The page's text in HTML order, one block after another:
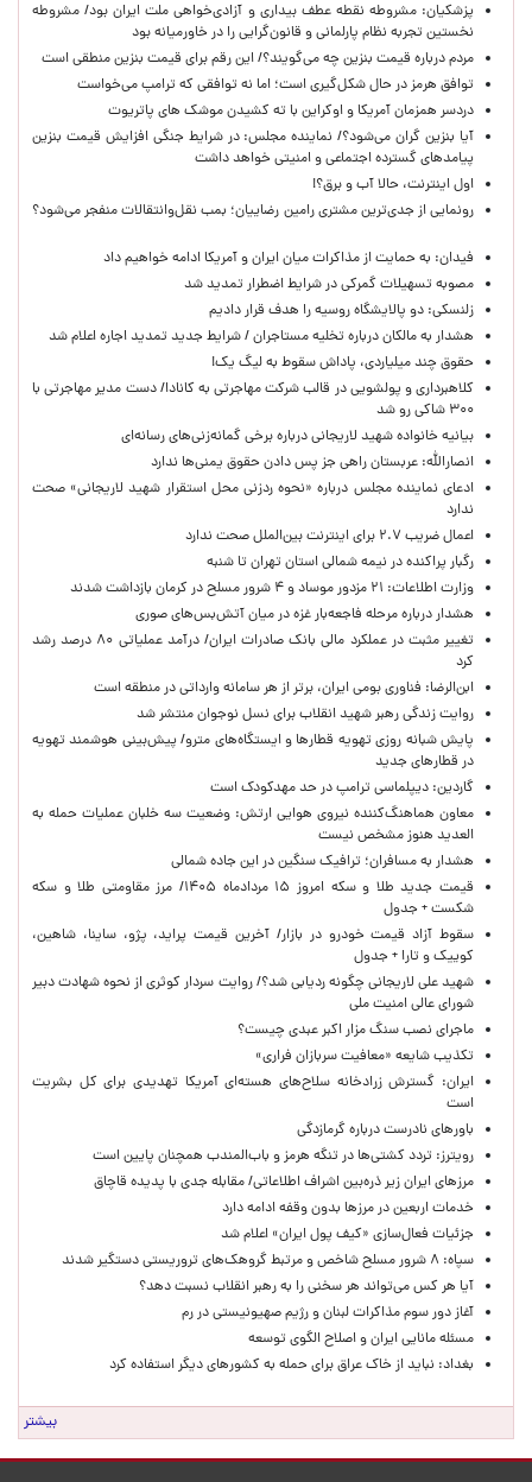
پزشکیان: مشروطه نقطه عطف بیداری و آزادی‌خواهی ملت ایران بود/ مشروطه
نخستین تجربه نظام پارلمانی و قانون‌گرایی را در خاورمیانه بود
مردم درباره قیمت بنزین چه می‌گویند؟/ این رقم برای قیمت بنزین منطقی است
توافق هرمز در حال شکل‌گیری است؛ اما نه توافقی که ترامپ می‌خواست
دردسر همزمان آمریکا و اوکراین با ته کشیدن موشک های پاتریوت
آیا بنزین گران می‌شود؟/ نماینده مجلس: در شرایط جنگی افزایش قیمت بنزین
پیامدهای گسترده اجتماعی و امنیتی خواهد داشت
اول اینترنت، حالا آب و برق؟!
رونمایی از جدی‌ترین مشتری رامین رضاییان؛ بمب نقل‌وانتقالات منفجر می‌شود؟
فیدان: به حمایت از مذاکرات میان ایران و آمریکا ادامه خواهیم داد
مصوبه تسهیلات گمرکی در شرایط اضطرار تمدید شد
زلنسکی: دو پالایشگاه روسیه را هدف قرار دادیم
هشدار به مالکان درباره تخلیه مستاجران / شرایط جدید تمدید اجاره اعلام شد
حقوق چند میلیاردی، پاداش سقوط به لیگ یک!
کلاهبرداری و پولشویی در قالب شرکت مهاجرتی به کانادا/ دست مدیر مهاجرتی با
۳۰۰ شاکی رو شد
بیانیه خانواده شهید لاریجانی درباره برخی گمانه‌زنی‌های رسانه‌ای
انصارالله: عربستان راهی جز پس دادن حقوق یمنی‌ها ندارد
ادعای نماینده مجلس درباره «نحوه ردزنی محل استقرار شهید لاریجانی» صحت
ندارد
اعمال ضریب ۲.۷ برای اینترنت بین‌الملل صحت ندارد
رگبار پراکنده در نیمه شمالی استان تهران تا شنبه
وزارت اطلاعات: ۲۱ مزدور موساد و ۴ شرور مسلح در کرمان بازداشت شدند
هشدار درباره مرحله فاجعه‌بار غزه در میان آتش‌بس‌های صوری
تغییر مثبت در عملکرد مالی بانک صادرات ایران/ درآمد عملیاتی ۸۰ درصد رشد
کرد
ابن‌الرضا: فناوری بومی ایران، برتر از هر سامانه وارداتی در منطقه است
روایت زندگی رهبر شهید انقلاب برای نسل نوجوان منتشر شد
پایش شبانه روزی تهویه قطارها و ایستگاه‌های مترو/ پیش‌بینی هوشمند تهویه
در قطارهای جدید
گاردین: دیپلماسی ترامپ در حد مهدکودک است
معاون هماهنگ‌کننده نیروی هوایی ارتش: وضعیت سه خلبان عملیات حمله به
العدید هنوز مشخص نیست
هشدار به مسافران؛ ترافیک سنگین در این جاده شمالی
قیمت جدید طلا و سکه امروز ۱۵ مردادماه ۱۴۰۵/ مرز مقاومتی طلا و سکه
شکست + جدول
سقوط آزاد قیمت خودرو در بازار/ آخرین قیمت پراید، پژو، ساینا، شاهین،
کوییک و تارا + جدول
شهید علی لاریجانی چگونه ردیابی شد؟/ روایت سردار کوثری از نحوه شهادت دبیر
شورای عالی امنیت ملی
ماجرای نصب سنگ مزار اکبر عبدی چیست؟
تکذیب شایعه «معافیت سربازان فراری»
ایران: گسترش زرادخانه سلاح‌های هسته‌ای آمریکا تهدیدی برای کل بشریت
است
باورهای نادرست درباره گرمازدگی
رویترز: تردد کشتی‌ها در تنگه هرمز و باب‌المندب همچنان پایین است
مرزهای ایران زیر ذره‌بین اشراف اطلاعاتی/ مقابله جدی با پدیده قاچاق
خدمات اربعین در مرزها بدون وقفه ادامه دارد
جزئیات فعال‌سازی «کیف پول ایران» اعلام شد
سپاه: ۸ شرور مسلح شاخص و مرتبط گروهک‌های تروریستی دستگیر شدند
آیا هر کس می‌تواند هر سخنی را به رهبر انقلاب نسبت دهد؟
آغاز دور سوم مذاکرات لبنان و رژیم صهیونیستی در رم
مسئله مانایی ایران و اصلاح الگوی توسعه
بغداد: نباید از خاک عراق برای حمله به کشورهای دیگر استفاده کرد
بیشتر